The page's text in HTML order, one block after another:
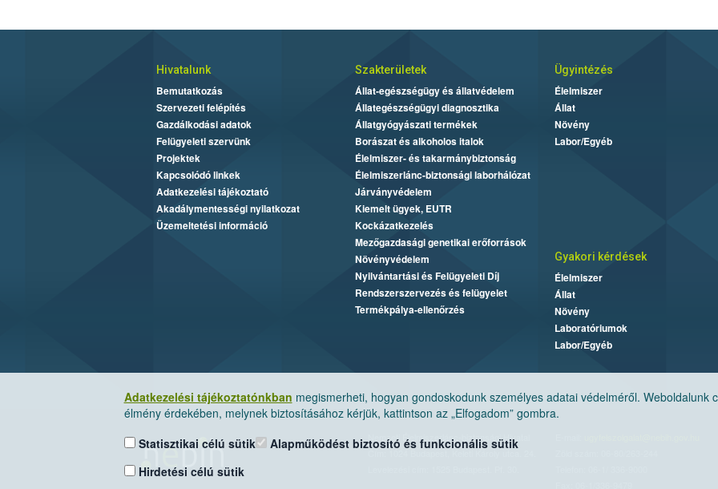
Adatkezelési tájékoztatónkban megismerheti, hogyan gondoskodunk személyes adatai védelméről. Weboldalunk
élmény érdekében, melynek biztosításához kérjük, kattintson az „Elfogadom” gombra.
Statisztikai célú sütik
Hirdetési célú sütik
Alapműködést biztosító és funkcionális sütik
Hivatalunk
Bemutatkozás
Szervezeti felépítés
Gazdálkodási adatok
Felügyeleti szervünk
Projektek
Kapcsolódó linkek
Adatkezelési tájékoztató
Akadálymentességi nyilatkozat
Üzemeltetési információ
Szakterületek
Állat-egészségügy és állatvédelem
Állategészségügyi diagnosztika
Állatgyógyászati termékek
Borászat és alkoholos italok
Élelmiszer- és takarmánybiztonság
Élelmiszerlánc-biztonsági laborhálózat
Járványvédelem
Kiemelt ügyek, EUTR
Kockázatkezelés
Mezőgazdasági genetikai erőforrások
Növényvédelem
Nyilvántartási és Felügyeleti Díj
Rendszerszervezés és felügyelet
Termékpálya-ellenőrzés
Ügyintézés
Élelmiszer
Állat
Növény
Labor/Egyéb
Gyakori kérdések
Élelmiszer
Állat
Növény
Laboratóriumok
Labor/Egyéb
Nemzeti Élelmiszerlánc-biztonsági Hivatal